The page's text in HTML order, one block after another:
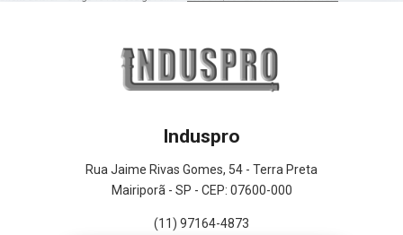
Induspro
Rua Jaime Rivas Gomes, 54 - Terra Preta
Mairiporã - SP - CEP: 07600-000
(11) 97164-4873